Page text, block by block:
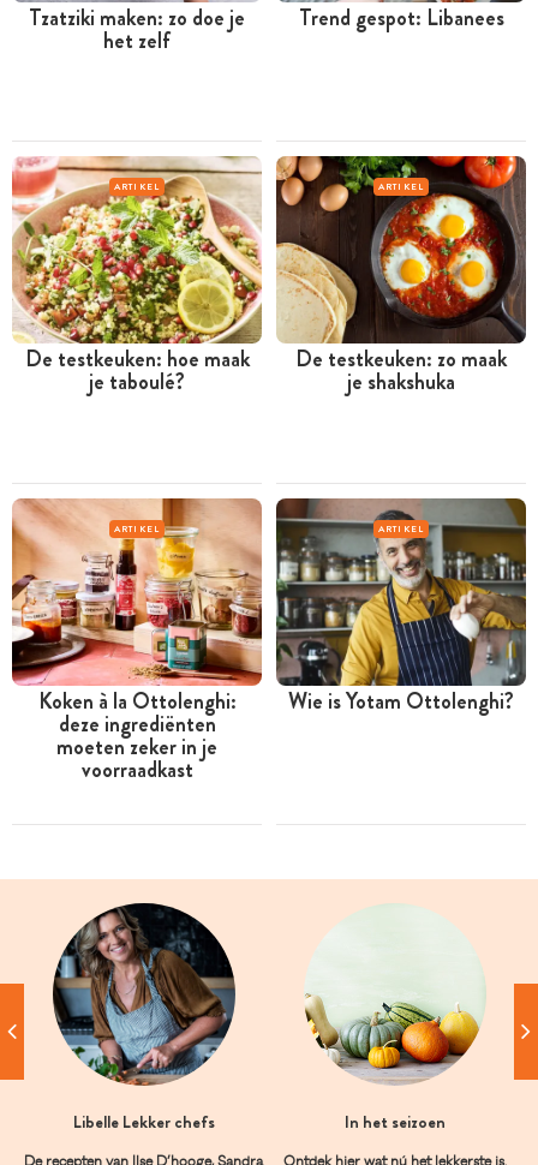
Tzatziki maken: zo doe je
het zelf
Trend gespot: Libanees
ARTIKEL
De testkeuken: hoe maak
je taboulé?
ARTIKEL
De testkeuken: zo maak
je shakshuka
ARTIKEL
Koken à la Ottolenghi:
deze ingrediënten
moeten zeker in je
voorraadkast
ARTIKEL
Wie is Yotam Ottolenghi?
Libelle Lekker chefs In het seizoen